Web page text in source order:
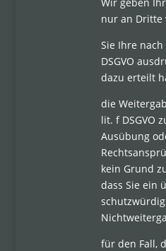
nur an Dritte
Sie Ihre nach
DSGVO
dazu erteilt
die
lit. f DSGVO
Ausübung
kein Grund
dass Sie ein
für den Fall,